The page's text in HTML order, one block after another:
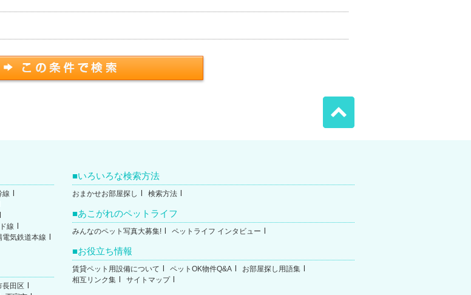
線
線
電気鉄道本線
長田区
いろいろな検索方法
おまかせお部屋探し 検索方法
あこがれのペットライフ
みんなのペット写真大募集! ペットライフ インタビュー
お役立ち情報
賃貸ペット用設備について ペットOK物件Q&A
お部屋探し用語集
相互リンク集
サイトマップ